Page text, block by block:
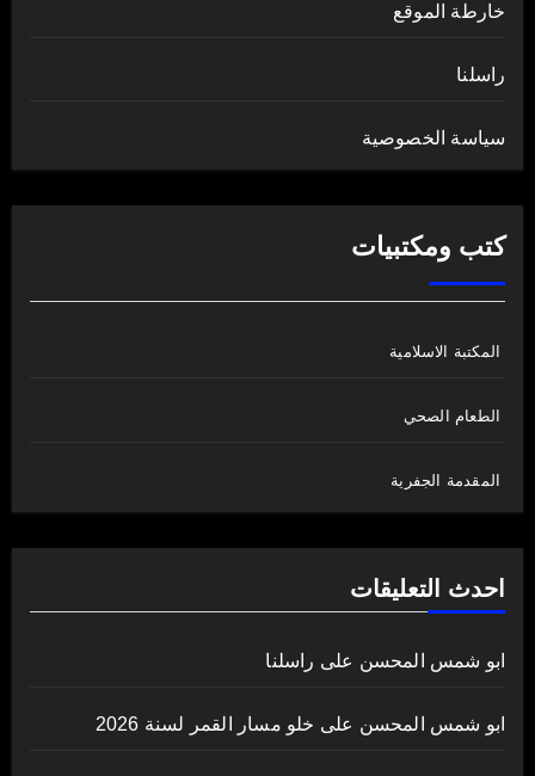
خارطة الموقع
راسلنا
سياسة الخصوصية
كتب ومكتبيات
المكتبة الاسلامية
الطعام الصحي
المقدمة الجفرية
احدث التعليقات
ابو شمس المحسن على راسلنا
ابو شمس المحسن على خلو مسار القمر لسنة 2026